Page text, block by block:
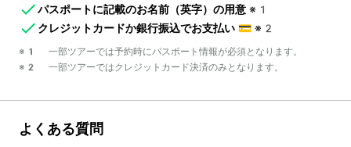
パスポートに記載のお名前（英字）の用意 ※1
クレジットカードか銀行振込でお支払い 💳 ※2
※1 一部ツアーでは予約時にパスポート情報が必須となります。
※2 一部ツアーではクレジットカード決済のみとなります。
よくある質問